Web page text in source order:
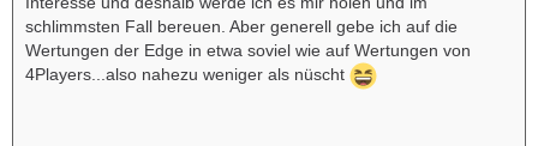
schlimmsten Fall bereuen. Aber generell gebe ich auf die
Wertungen der Edge in etwa soviel wie auf Wertungen von
4Players...also nahezu weniger als nüscht